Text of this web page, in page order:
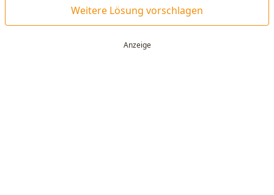
Weitere Lösung vorschlagen